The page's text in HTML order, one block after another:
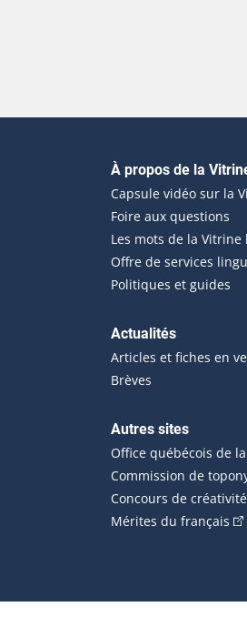
À propos de la
Capsule vidéo sur la
Foire aux questions
Les mots de la
Offre de services
Politiques et guides
Actualités
Articles et fiches en
Brèves
Autres sites
Office québécois de
Commission de
Concours de
Mérites du français